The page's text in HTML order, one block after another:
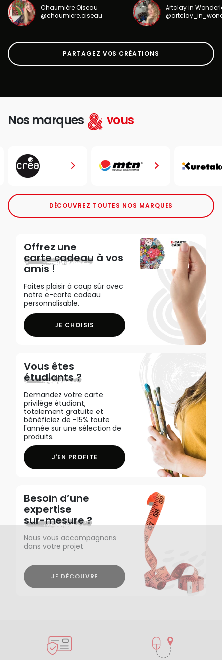
Chaumière Oiseau
@chaumiere.oiseau
Artclay in
PARTAGEZ VOS CRÉATIONS
Nos marques vous
DÉCOUVREZ TOUTES NOS MARQUES
Offrez une
carte cadeau à vos
amis !
Faites plaisir à coup sûr avec
notre e-carte cadeau
personnalisable.
JE CHOISIS
Vous êtes
étudiants ?
Demandez votre carte
privilège étudiant,
totalement gratuite et
bénéficiez de -15% toute
l'année sur une sélection de
produits.
J'EN PROFITE
Besoin d’une
expertise
sur-mesure ?
Nous vous accompagnons
dans votre projet
JE DÉCOUVRE